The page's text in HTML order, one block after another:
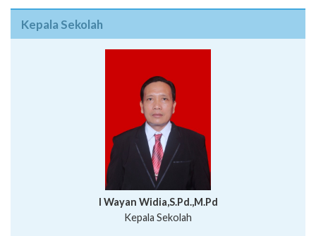
Kepala Sekolah
I Wayan Widia,S.Pd.,M.Pd
Kepala Sekolah